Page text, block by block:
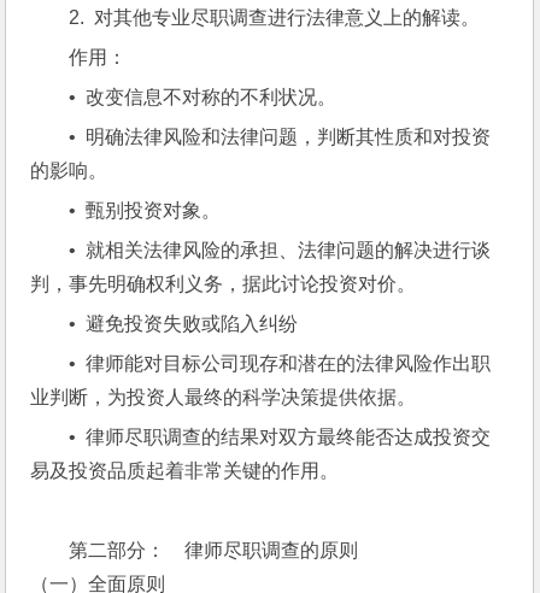
2.  对其他专业尽职调查进行法律意义上的解读。
作用：
•  改变信息不对称的不利状况。
•  明确法律风险和法律问题，判断其性质和对投资
的影响。
•  甄别投资对象。
•  就相关法律风险的承担、法律问题的解决进行谈
判，事先明确权利义务，据此讨论投资对价。
•  避免投资失败或陷入纠纷
•  律师能对目标公司现存和潜在的法律风险作出职
业判断，为投资人最终的科学决策提供依据。
•  律师尽职调查的结果对双方最终能否达成投资交
易及投资品质起着非常关键的作用。
第二部分：    律师尽职调查的原则
（一）全面原则